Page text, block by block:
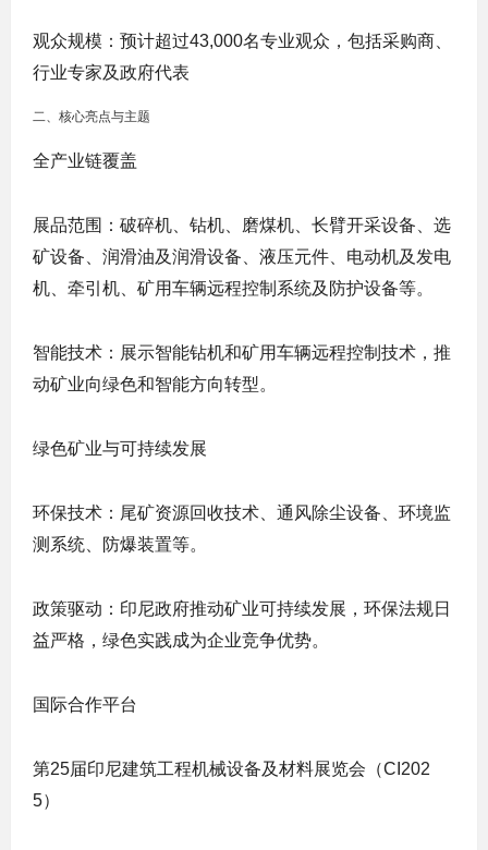
观众规模：预计超过43,000名专业观众，包括采购商、
行业专家及政府代表
二、核心亮点与主题
全产业链覆盖
展品范围 ：破碎机、钻机、磨煤机、长臂开采设备、选
矿设备、润滑油及润滑设备、液压元件、电动机及发电
机、牵引机、矿用车辆远程控制系统及防护设备等。
智能技术 ：展示智能钻机和矿用车辆远程控制技术，推
动矿业向绿色和智能方向转型。
绿色矿业与可持续发展
环保技术 ：尾矿资源回收技术、通风除尘设备、环境监
测系统、防爆装置等。
政策驱动 ：印尼政府推动矿业可持续发展，环保法规日
益严格，绿色实践成为企业竞争优势。
国际合作平台
第25届印尼建筑工程机械设备及材料展览会（CI202
5）